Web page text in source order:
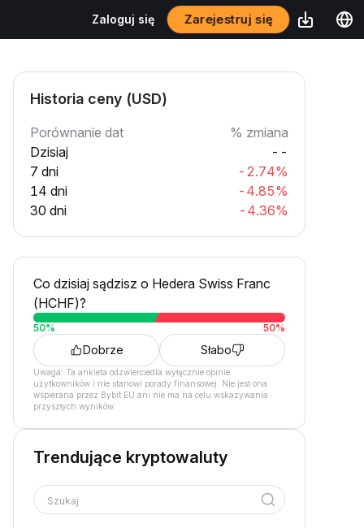
Zaloguj się Zarejestruj się
Historia ceny (USD)
Porównanie dat
% zmiana
Dzisiaj
--
7 dni
-2.74%
14 dni
-4.85%
30 dni
-4.36%
Co dzisiaj sądzisz o Hedera Swiss Franc
(HCHF)?
50% 50%
Dobrze Słabo
Uwaga: Ta ankieta odzwierciedla wyłącznie opinie
użytkowników i nie stanowi porady finansowej. Nie jest ona
wspierana przez Bybit EU ani nie ma na celu wskazywania
przyszłych wyników.
Trendujące kryptowaluty
Szukaj